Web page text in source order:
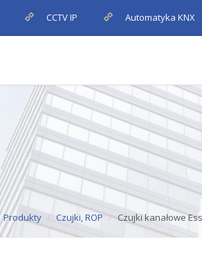
CCTV IP Automatyka KNX
Produkty Czujki, ROP Czujki kanałowe